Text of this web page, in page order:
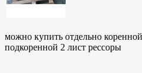
можно купить отдельно
подкоренной 2 лист рессоры